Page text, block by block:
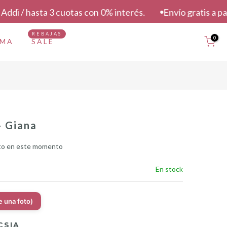
cuotas con 0% interés. Envío gratis a partir de
SALE
REBAJAS
0
Giana
en este momento
En stock
una foto)